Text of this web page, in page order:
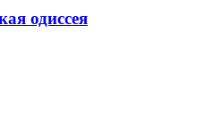
одиссея